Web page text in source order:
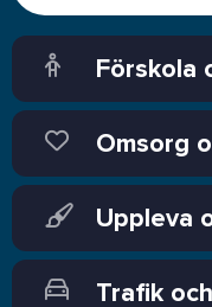
Förskola
Omsorg
Uppleva
Trafik